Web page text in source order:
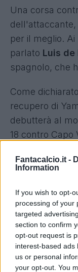
Fantacalcio.it -
Information
If you wish to opt-
processing of your
targeted
section to confirm
opt-out request is
interest-based ads
us or personal
your opt-out. You
Una corsa
per il meglio.
parlato Luis de
spagnolo, che
Come
recupero di
debutterà al
18 contro Capo